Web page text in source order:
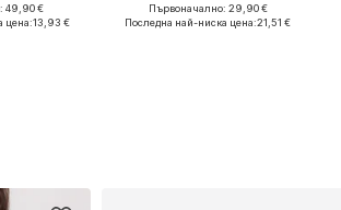
49,90 €
цена:13,93 €
Предлага се в много размери
Първоначално: 29,90 €
Последна най-ниска цена:21,51 €